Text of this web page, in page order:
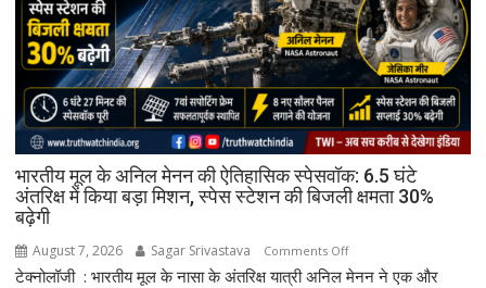
भारतीय मूल के अनिल मेनन की ऐतिहासिक स्पेसवॉक: 6.5 घंटे
अंतरिक्ष में किया बड़ा मिशन, स्पेस स्टेशन की बिजली क्षमता 30%
बढ़ेगी
August 7, 2026 Sagar Srivastava Comments Offon
भारतीय
टेक्नोलॉजी : भारतीय मूल के नासा के अंतरिक्ष यात्री अनिल मेनन ने एक और